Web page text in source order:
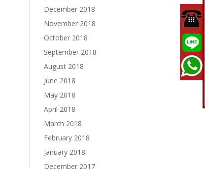
December 2018
November 2018
October 2018
September 2018
August 2018
June 2018
May 2018
April 2018
March 2018
February 2018
January 2018
December 2017